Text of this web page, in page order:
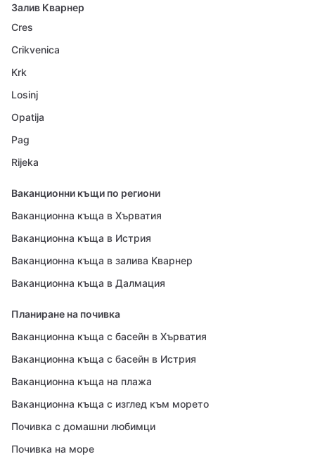
Залив Кварнер
Cres
Crikvenica
Krk
Losinj
Opatija
Pag
Rijeka
Ваканционни къщи по региони
Ваканционна къща в Хърватия
Ваканционна къща в Истрия
Ваканционна къща в залива Кварнер
Ваканционна къща в Далмация
Планиране на почивка
Ваканционна къща с басейн в Хърватия
Ваканционна къща с басейн в Истрия
Ваканционна къща на плажа
Ваканционна къща с изглед към морето
Почивка с домашни любимци
Почивка на море